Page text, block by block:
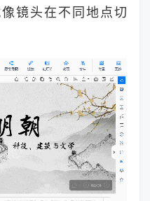
镜头在不同地点切